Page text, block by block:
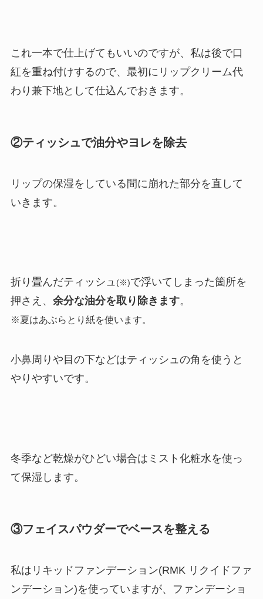
これ一本で仕上げてもいいのですが、私は後で口
紅を重ね付けするので、最初にリップクリーム代
わり兼下地として仕込んでおきます。
②ティッシュで油分やヨレを除去
リップの保湿をしている間に崩れた部分を直して
いきます。
折り畳んだティッシュ(※)で浮いてしまった箇所を
押さえ、 余分な油分を取り除きます。
※夏はあぶらとり紙を使います。
小鼻周りや目の下などはティッシュの角を使うと
やりやすいです。
冬季など乾燥がひどい場合はミスト化粧水を使っ
て保湿します。
③フェイスパウダーでベースを整える
私はリキッドファンデーション(RMK リクイドファ
ンデーション)を使っていますが、ファンデーショ